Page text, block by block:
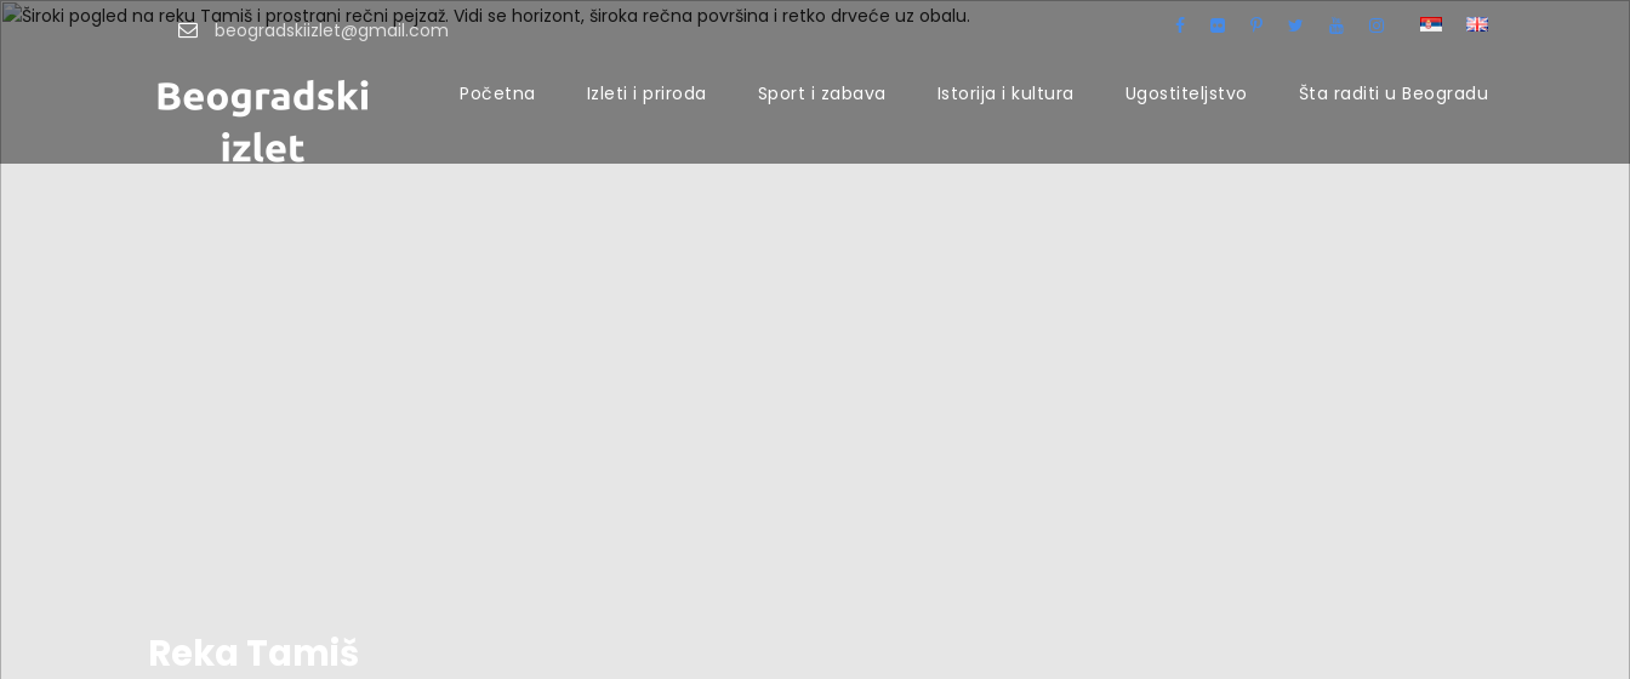
beogradskiizlet@gmail.com
Početna Izleti i priroda Sport i zabava Istorija i kultura Ugostiteljstvo Šta raditi u Beogradu
Reka Tamiš